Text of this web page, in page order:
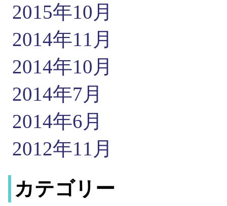
2015年10月
2014年11月
2014年10月
2014年7月
2014年6月
2012年11月
カテゴリー